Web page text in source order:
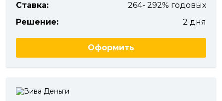
Ставка:
264- 292% годовых
Решение:
2 дня
Оформить